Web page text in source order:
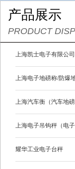
产品展示
PRODUCT
上海凯士电子有限公司
上海电子地磅称/防爆
上海汽车衡（汽车地
上海电子吊钩秤（电子
耀华工业电子台秤